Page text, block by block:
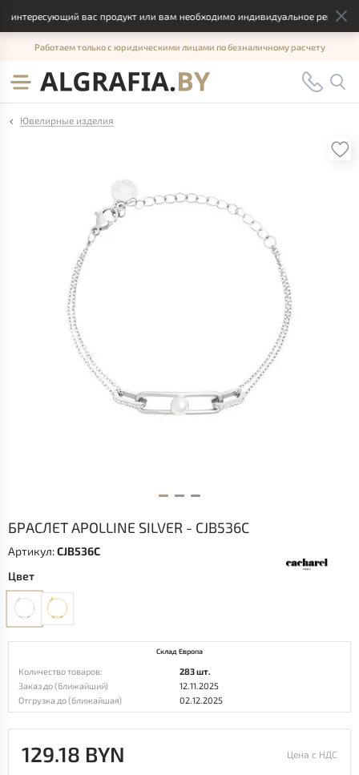
вас продукт или вам необходимо индивидуальное
Работаем только с юридическими лицами по безналичному расчету
Ювелирные изделия
БРАСЛЕТ APOLLINE SILVER - CJB536C
Артикул:CJB536C
Цвет
Склад Европа
Количество товаров:
283 шт.
Заказ до (ближайший)
12.11.2025
Отгрузка до (ближайшая)
02.12.2025
129.18 BYN Цена с НДС